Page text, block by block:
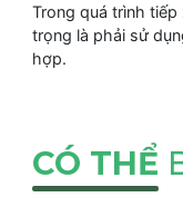
Trong quá trình
trọng là phải sử
hợp.
CÓ THỂ